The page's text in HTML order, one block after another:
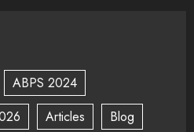
ABPS 2024
Articles
Blog